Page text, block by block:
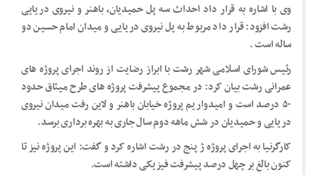
وی با اشاره به قرار داد احداث سه پل حمیدیان، باهنر و نیروی دریایی
رشت افزود: قرار داد مربوط به پل نیروی دریایی و میدان امام حسین دو
ساله است .
رئیس شورای اسلامی شهر رشت با ابراز رضایت از روند اجرای پروژه های
عمرانی رشت بیان کرد: در مجموع پیشرفت پروژه های طرح میثاق حدود
۵۰ درصد است و امیدواریم پروژه خیابان باهنر و لاین رفت میدان نیروی
دریایی و حمیدیان در شش ماهه دوم سال جاری به بهره برداری برسد.
کارگرنیا به اجرای پروژه ژ پنج در رشت اشاره کرد و گفت: این پروژه نیز تا
کنون بالغ بر چهل درصد پیشرفت فیزیکی داشته است.